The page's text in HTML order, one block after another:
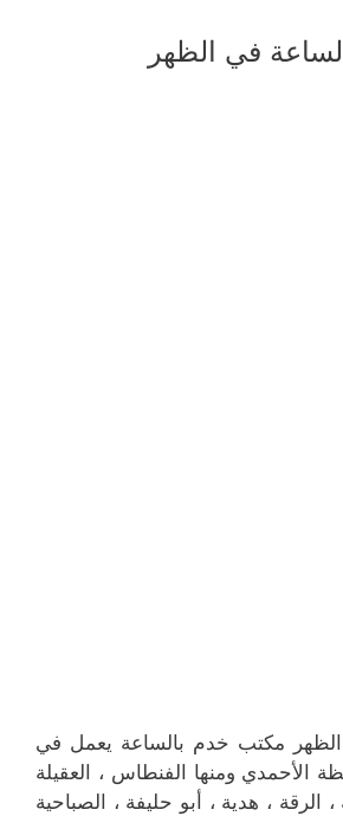
في الظهر
الظهر مكتب خدم بالساعة يعمل في
الأحمدي ومنها الفنطاس ، العقيلة
الرقة ، هدية ، أبو حليفة ، الصباحية